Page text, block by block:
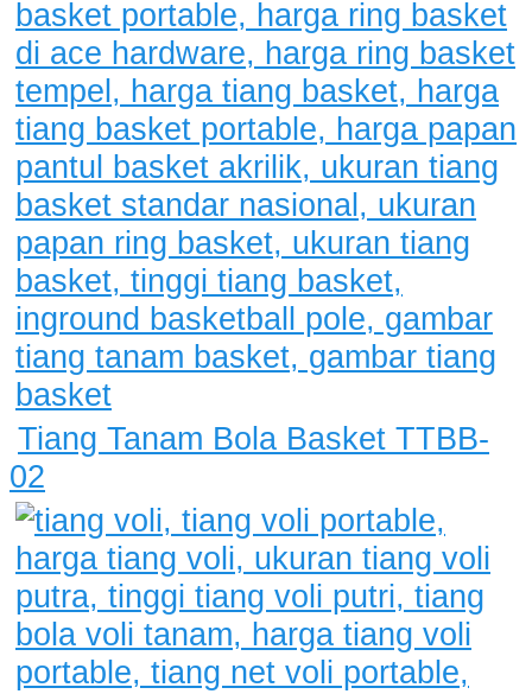
Tiang Tanam Bola Basket TTBB-
02